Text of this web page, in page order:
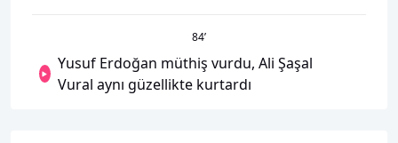
84’
Yusuf Erdoğan müthiş vurdu, Ali Şaşal
Vural aynı güzellikte kurtardı